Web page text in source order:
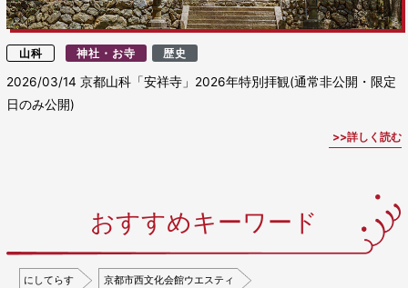
山科 神社・お寺 歴史
2026/03/14京都山科「安祥寺」2026年特別拝観(通常非公開・限定
日のみ公開)
詳しく読む
おすすめキーワード
にしてらす 京都市西文化会館ウエスティ